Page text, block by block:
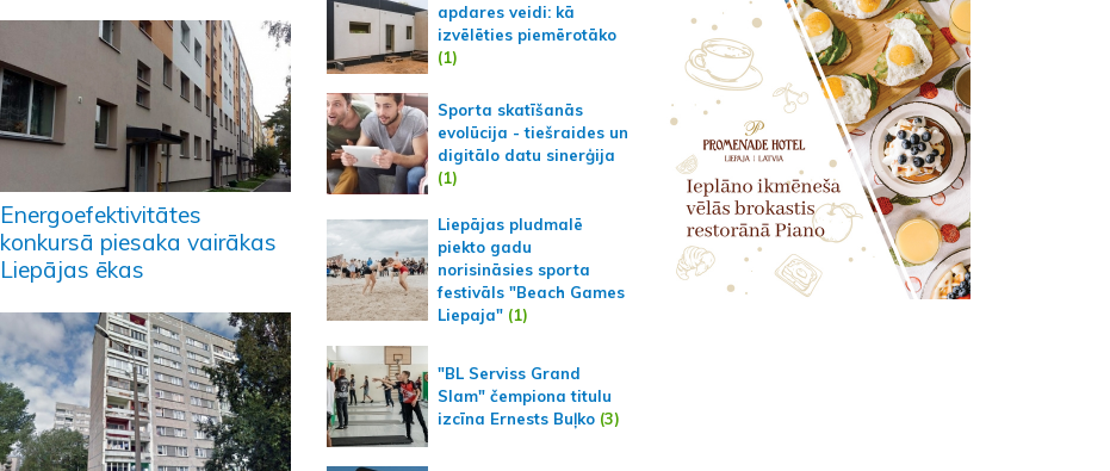
Energoefektivitātes
konkursā piesaka vairākas
Liepājas ēkas
apdares veidi: kā
izvēlēties piemērotāko
(1)
Sporta skatīšanās
evolūcija - tiešraides un
digitālo datu sinerģija
(1)
Liepājas pludmalē
piekto gadu
norisināsies sporta
festivāls "Beach Games
Liepaja" (1)
"BL Serviss Grand
Slam" čempiona titulu
izcīna Ernests Buļko (3)